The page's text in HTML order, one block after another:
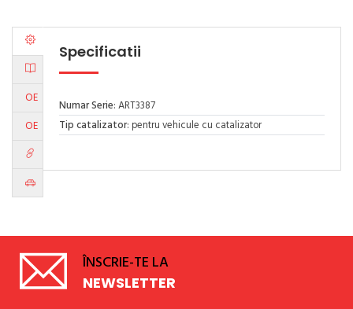
OE
OE
Specificatii
Numar Serie: ART3387
Tip catalizator: pentru vehicule cu catalizator
ÎNSCRIE-TE LA
NEWSLETTER